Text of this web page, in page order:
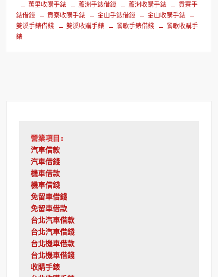
萬里收購手錶
蘆洲手錶借錢 蘆洲收購手錶
貢寮手
錶借錢
貢寮收購手錶 金山手錶借錢
金山收購手錶
雙溪手錶借錢
雙溪收購手錶 鶯歌手錶借錢
鶯歌收購手
錶
營業項目:
汽車借款
汽車借錢
機車借款
機車借錢
免留車借錢
免留車借款
台北汽車借款
台北汽車借錢
台北機車借款
台北機車借錢
收購手錶